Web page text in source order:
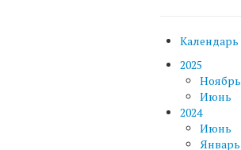
Календарь
2025
Ноябрь
Июнь
2024
Июнь
Январь